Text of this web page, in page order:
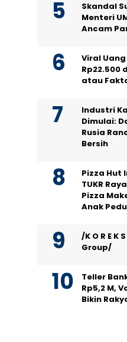
Skandal
Menteri
Ancam
Viral
Rp22.500
atau
Industri
Dimulai:
Rusia
Bersih
Pizza Hut
TUKR
Pizza
Anak
/K O R E K
Group/
Teller
Rp5,2 M,
Bikin